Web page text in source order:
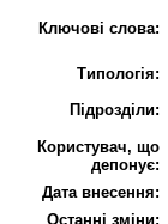
Ключові слова:
Типологія:
Підрозділи:
Користувач, що
депонує:
Дата внесення:
Останні зміни: